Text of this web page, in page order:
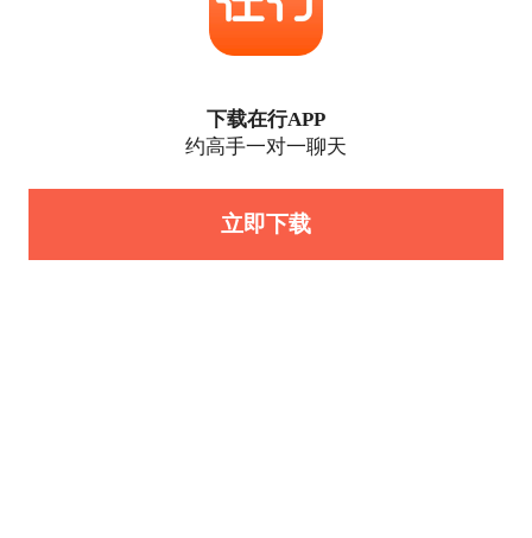
下载在行APP
约高手一对一聊天
立即下载